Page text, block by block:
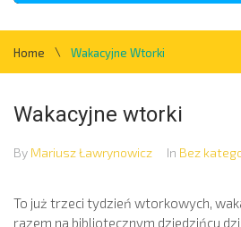
Home \ Wakacyjne Wtorki
Wakacyjne wtorki
By Mariusz Ławrynowicz In Bez
To już trzeci tydzień wtorkowych,
razem na bibliotecznym dziedzińcu